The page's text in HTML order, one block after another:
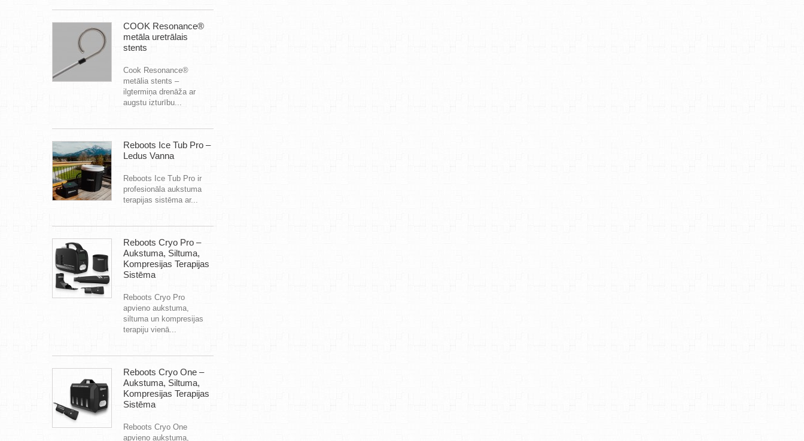
COOK Resonance®
metāla uretrālais
stents
Cook Resonance®
metālia stents –
ilgtermiņa drenāža ar
augstu izturību...
Reboots Ice Tub Pro –
Ledus Vanna
Reboots Ice Tub Pro ir
profesionāla aukstuma
terapijas sistēma ar...
Reboots Cryo Pro –
Aukstuma, Siltuma,
Kompresijas Terapijas
Sistēma
Reboots Cryo Pro
apvieno aukstuma,
siltuma un kompresijas
terapiju vienā...
Reboots Cryo One –
Aukstuma, Siltuma,
Kompresijas Terapijas
Sistēma
Reboots Cryo One
apvieno aukstuma,